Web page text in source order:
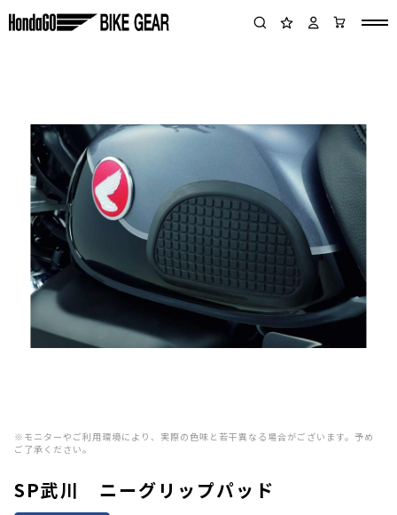
※モニターやご利用環境により、実際の色味と若干異なる場合がございます。予め
ご了承ください。
SP武川 ニーグリップパッド